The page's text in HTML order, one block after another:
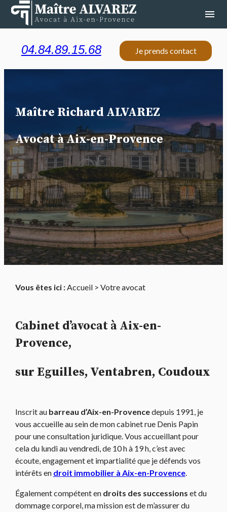
menu
04.84.89.15.68 Je prends contact
Maître Richard ALVAREZ
Avocat à Aix-en-Provence
Vous êtes ici :Accueil> Votre avocat
Cabinet d’avocat à Aix-en-
Provence,
sur Eguilles, Ventabren, Coudoux
Inscrit au barreau d’Aix-en-Provencedepuis 1991, je
vous accueille au sein de mon cabinet rue Denis Papin
pour une consultation juridique. Vous accueillant pour
cela du lundi au vendredi, de 10 h à 19 h, c’est avec
écoute, engagement et impartialité que je défends vos
intérêts en droit immobilier à Aix-en-Provence.
Également compétent en droits des successions et du
dommage corporel, ma mission est de m’assurer du
Panneau de gestion des cookies